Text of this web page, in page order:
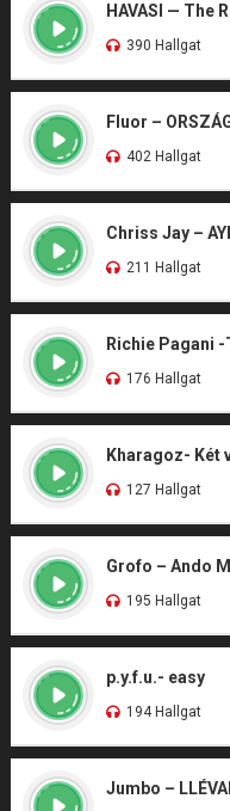
HAVASI — The
390 Hallgat
Fluor –
402 Hallgat
Chriss Jay –
211 Hallgat
Richie Pagani -
176 Hallgat
Kharagoz- Két
127 Hallgat
Grofo – Ando
195 Hallgat
p.y.f.u.- easy
194 Hallgat
Jumbo –